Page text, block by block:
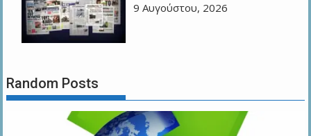
9 Αυγούστου, 2026
Random Posts